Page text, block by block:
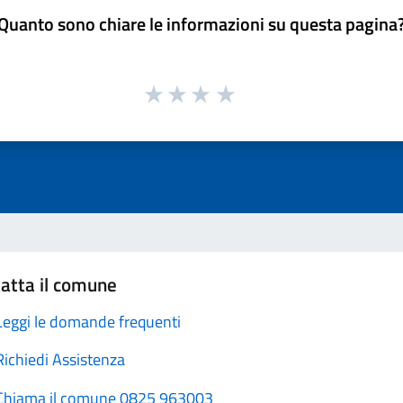
sono chiare le informazioni su questa
il comune
le domande frequenti
Assistenza
il comune 0825 963003